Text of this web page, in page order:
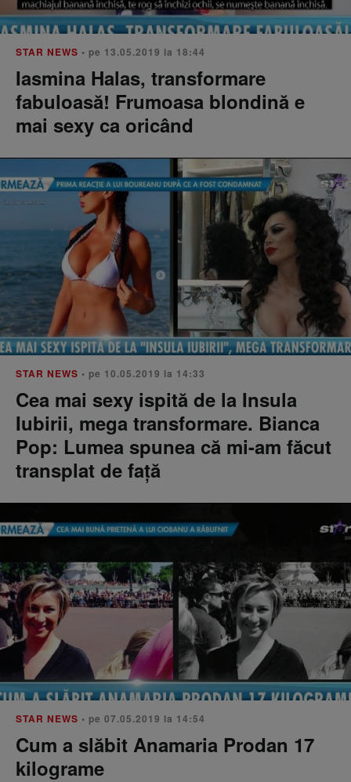
STAR NEWS • pe 13.05.2019 la 18:44
Iasmina Halas, transformare
fabuloasă! Frumoasa blondină e
mai sexy ca oricând
STAR NEWS • pe 10.05.2019 la 14:33
Cea mai sexy ispită de la Insula
Iubirii, mega transformare. Bianca
Pop: Lumea spunea că mi-am făcut
transplat de față
STAR NEWS • pe 07.05.2019 la 14:54
Cum a slăbit Anamaria Prodan 17
kilograme